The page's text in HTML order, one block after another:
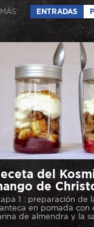
ENTRADAS
del
de
1 : preparación de
en pomada con
de almendra y la